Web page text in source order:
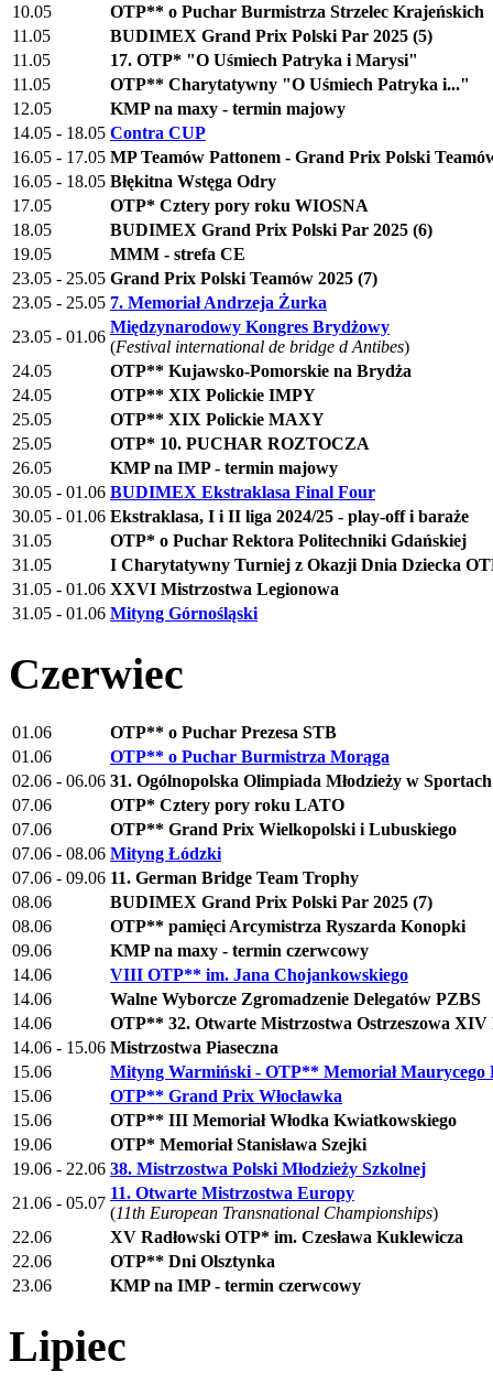
10.05
OTP** o Puchar Burmistrza Strzelec Krajeńskich
11.05
BUDIMEX Grand Prix Polski Par 2025 (5)
11.05
17. OTP* "O Uśmiech Patryka i Marysi"
11.05
OTP** Charytatywny "O Uśmiech Patryka i..."
12.05
KMP na maxy - termin majowy
14.05 - 18.05 Contra CUP
16.05 - 17.05 MP Teamów Pattonem - Grand Prix Polski
16.05 - 18.05 Błękitna Wstęga Odry
17.05
OTP* Cztery pory roku WIOSNA
18.05
BUDIMEX Grand Prix Polski Par 2025 (6)
19.05
MMM - strefa CE
23.05 - 25.05 Grand Prix Polski Teamów 2025 (7)
23.05 - 25.05 7. Memoriał Andrzeja Żurka
23.05 - 01.06
Międzynarodowy Kongres Brydżowy
(Festival international de bridge d Antibes)
24.05
OTP** Kujawsko-Pomorskie na Brydża
24.05
OTP** XIX Polickie IMPY
25.05
OTP** XIX Polickie MAXY
25.05
OTP* 10. PUCHAR ROZTOCZA
26.05
KMP na IMP - termin majowy
30.05 - 01.06 BUDIMEX Ekstraklasa Final Four
30.05 - 01.06 Ekstraklasa, I i II liga 2024/25 - play-off i baraże
31.05
OTP* o Puchar Rektora Politechniki Gdańskiej
31.05
I Charytatywny Turniej z Okazji Dnia Dziecka
31.05 - 01.06 XXVI Mistrzostwa Legionowa
31.05 - 01.06 Mityng Górnośląski
Czerwiec
01.06
OTP** o Puchar Prezesa STB
01.06
OTP** o Puchar Burmistrza Morąga
02.06 - 06.06 31. Ogólnopolska Olimpiada Młodzieży w
07.06
OTP* Cztery pory roku LATO
07.06
OTP** Grand Prix Wielkopolski i Lubuskiego
07.06 - 08.06 Mityng Łódzki
07.06 - 09.06 11. German Bridge Team Trophy
08.06
BUDIMEX Grand Prix Polski Par 2025 (7)
08.06
OTP** pamięci Arcymistrza Ryszarda Konopki
09.06
KMP na maxy - termin czerwcowy
14.06
VIII OTP** im. Jana Chojankowskiego
14.06
Walne Wyborcze Zgromadzenie Delegatów PZBS
14.06
OTP** 32. Otwarte Mistrzostwa Ostrzeszowa
14.06 - 15.06 Mistrzostwa Piaseczna
15.06
Mityng Warmiński - OTP** Memoriał Maurycego
15.06
OTP** Grand Prix Włocławka
15.06
OTP** III Memoriał Włodka Kwiatkowskiego
19.06
OTP* Memoriał Stanisława Szejki
19.06 - 22.06 38. Mistrzostwa Polski Młodzieży Szkolnej
21.06 - 05.07
11. Otwarte Mistrzostwa Europy
(11th European Transnational Championships)
22.06
XV Radłowski OTP* im. Czesława Kuklewicza
22.06
OTP** Dni Olsztynka
23.06
KMP na IMP - termin czerwcowy
Lipiec